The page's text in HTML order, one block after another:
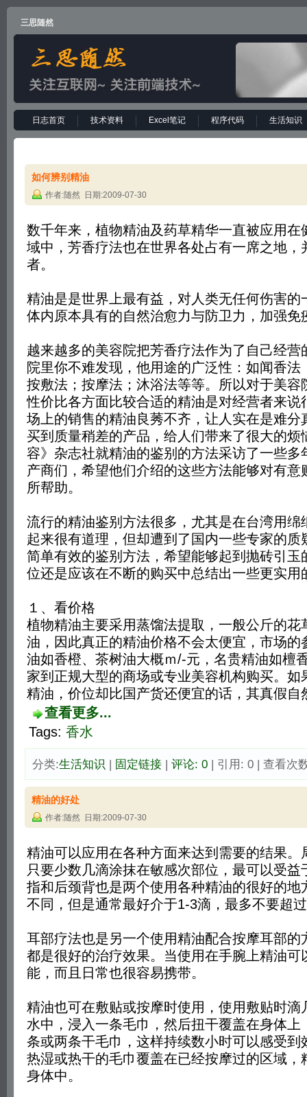
三思随然
日志首页 技术资料 Excel笔记 程序代码 生活知识
如何辨别精油
作者:随然 日期:2009-07-30
数千年来，植物精油及药草精华一直被应用在
域中，芳香疗法也在世界各处占有一席之地，
者。
精油是是世界上最有益，对人类无任何伤害的
体内原本具有的自然治愈力与防卫力，加强免
越来越多的美容院把芳香疗法作为了自己经营
院里你不难发现，他用途的广泛性：如闻香法
按敷法；按摩法；沐浴法等等。所以对于美容
性价比各方面比较合适的精油是对经营者来说
场上的销售的精油良莠不齐，让人实在是难分
买到质量稍差的产品，给人们带来了很大的烦
容》杂志社就精油的鉴别的方法采访了一些多
产商们，希望他们介绍的这些方法能够对有意
所帮助。
流行的精油鉴别方法很多，尤其是在台湾用绵
起来很有道理，但却遭到了国内一些专家的质
简单有效的鉴别方法，希望能够起到抛砖引玉
位还是应该在不断的购买中总结出一些更实用
１、看价格
植物精油主要采用蒸馏法提取，一般公斤的花
油，因此真正的精油价格不会太便宜，市场的
油如香橙、茶树油大概ｍ/-元，名贵精油如檀
家到正规大型的商场或专业美容机构购买。如
精油，价位却比国产货还便宜的话，其真假自
查看更多...
Tags: 香水
分类:生活知识 | 固定链接| 评论: 0| 引用: 0 | 查看次
精油的好处
作者:随然 日期:2009-07-30
精油可以应用在各种方面来达到需要的结果。
只要少数几滴涂抹在敏感次部位，最可以受益
指和后颈背也是两个使用各种精油的很好的地
不同，但是通常最好介于1-3滴，最多不要超
耳部疗法也是另一个使用精油配合按摩耳部的
都是很好的治疗效果。当使用在手腕上精油可
能，而且日常也很容易携带。
精油也可在敷贴或按摩时使用，使用敷贴时滴
水中，浸入一条毛巾，然后扭干覆盖在身体上
条或两条干毛巾，这样持续数小时可以感受到
热湿或热干的毛巾覆盖在已经按摩过的区域，
身体中。